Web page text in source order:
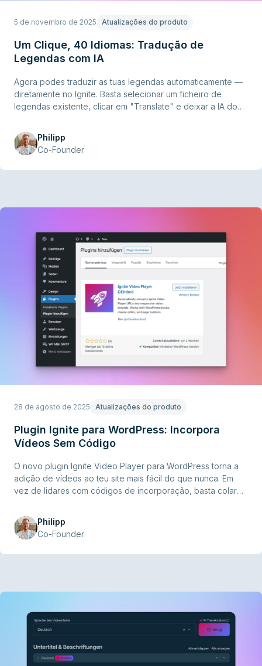
5 de novembro de 2025 Atualizações do produto
Um Clique, 40 Idiomas: Tradução de
Legendas com IA
Agora podes traduzir as tuas legendas automaticamente —
diretamente no Ignite. Basta selecionar um ficheiro de
legendas existente, clicar em "Translate" e deixar a IA do
disponíveis em mais de 40 idiomas.
Philipp
Co-Founder
28 de agosto de 2025 Atualizações do produto
Plugin Ignite para WordPress: Incorpora
Vídeos Sem Código
O novo plugin Ignite Video Player para WordPress torna a
adição de vídeos ao teu site mais fácil do que nunca. Em
vez de lidares com códigos de incorporação, basta colares
transforma-o automaticamente numa incorporação de vídeo
responsiva.
Philipp
Co-Founder